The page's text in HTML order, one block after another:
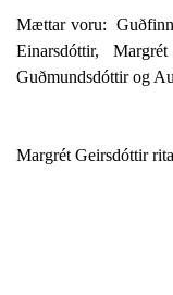
Mættar voru:
Einarsdóttir,
Guðmundsdóttir og
Margrét Geirsdóttir